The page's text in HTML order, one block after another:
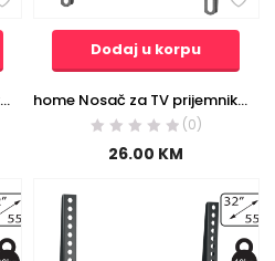
home Nosač za TV prijemnike 23″- 55″, 30 kg, zidni, full motion – LCDH 321
Dodaj u korpu
home Nosač za TV prijemnike 32″- 55″, 45 kg, zidni, fiksni – LCDH 081
(0)
26.00 KM